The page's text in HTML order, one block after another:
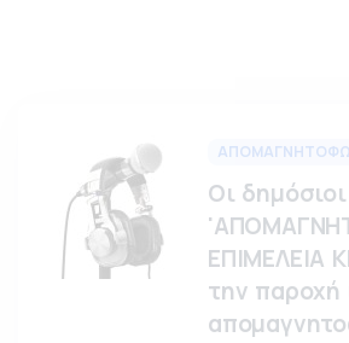
Οι
ΕΠΙΜΕΛΕΙΑ
την παροχή